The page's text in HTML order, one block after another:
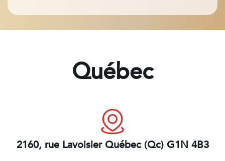
Québec
2160, rue Lavoisier Québec (Qc) G1N 4B3